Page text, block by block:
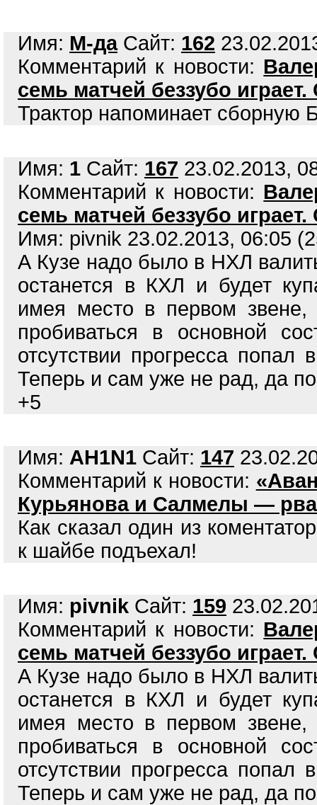
Имя: М-даСайт: 162
Комментарий к новости:
семь матчей беззубо
Трактор напоминает сборную
Имя: 1 Сайт: 167 23.02.2013,
Комментарий к новости:
семь матчей беззубо
Имя: pivnik 23.02.2013, 06:05
А Кузе надо было в НХЛ
останется в КХЛ и будет
имея место в первом
пробиваться в основной
отсутствии прогресса
Теперь и сам уже не рад, да
+5
Имя: AH1N1 Сайт: 147
Комментарий к новости:
Курьянова и Салмелы —
Как сказал один из
к шайбе подъехал!
Имя: pivnik Сайт: 159
Комментарий к новости:
семь матчей беззубо
А Кузе надо было в НХЛ
останется в КХЛ и будет
имея место в первом
пробиваться в основной
отсутствии прогресса
Теперь и сам уже не рад, да